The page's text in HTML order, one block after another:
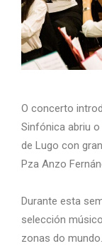
O concerto
Sinfónica abriu o
de Lugo con
Pza Anzo
Durante esta
selección
zonas do mundo.